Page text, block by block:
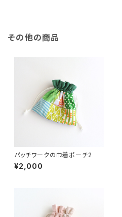
その他の商品
パッチワークの巾着ポーチ2
¥2,000